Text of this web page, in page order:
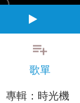
歌單
專輯：時光機